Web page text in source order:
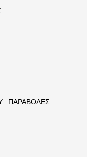
- ΠΑΡΑΒΟΛΕΣ